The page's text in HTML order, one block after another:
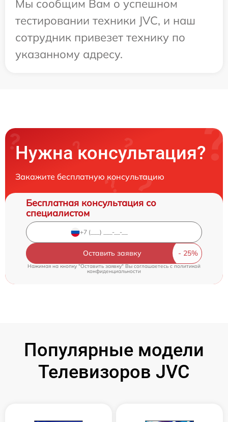
Мы сообщим Вам о успешном
тестировании техники JVC, и наш
сотрудник привезет технику по
указанному адресу.
Нужна консультация?
Закажите бесплатную консультацию
Бесплатная консультация со
специалистом
Оставить заявку
Нажимая на кнопку "Оставить заявку" Вы соглашаетесь cполитикой
конфиденциальности
Популярные модели
Телевизоров JVC